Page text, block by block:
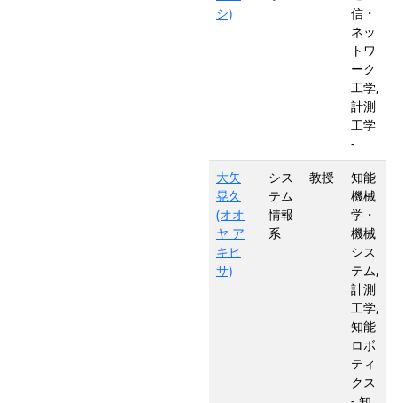
シ)
信・
ネッ
トワ
ーク
工学,
計測
工学
-
大矢
晃久
(オオ
ヤ ア
キヒ
サ)
シス
テム
情報
系
教授
知能
機械
学・
機械
シス
テム,
計測
工学,
知能
ロボ
ティ
クス